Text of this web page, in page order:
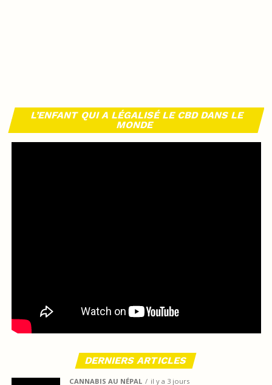
L’ENFANT QUI A LÉGALISÉ LE CBD DANS LE
MONDE
DERNIERS ARTICLES
CANNABIS AU NÉPAL il y a 3 jours